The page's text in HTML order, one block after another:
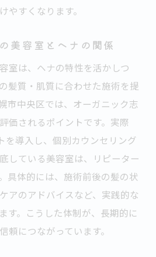
やすくなります。
美容室とヘナの関係
室は、ヘナの特性を活かしつ
髪質・肌質に合わせた施術を提
市中央区では、オーガニック志
価されるポイントです。実際
を導入し、個別カウンセリング
している美容室は、リピーター
具体的には、施術前後の髪の状
アのアドバイスなど、実践的な
す。こうした体制が、長期的に
頼につながっています。